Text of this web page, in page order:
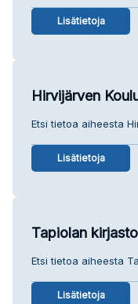
Lisätietoja
Hirvijärven
Etsi tietoa aiheesta
Lisätietoja
Tapiolan kirjasto
Etsi tietoa aiheesta
Lisätietoja